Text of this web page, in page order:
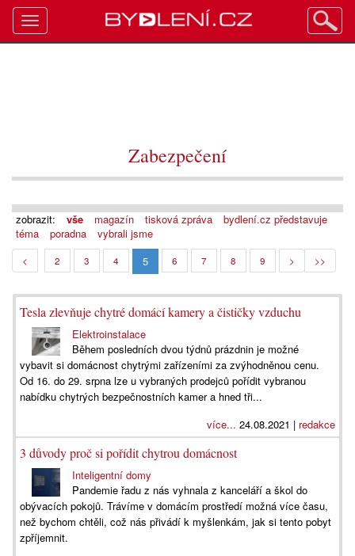
Zabezpečení
zobrazit: vše magazín tisková zpráva
bydlení.cz představuje
téma
poradna vybrali jsme
< 2 3 4 5 6 7 8 9 > >>
Tesla zlevňuje chytré domácí kamery a čističky vzduchu
Elektroinstalace
Během posledních dvou týdnů prázdnin je možné
vybavit si domácnost chytrými zařízeními za zvýhodněnou cenu.
Od 16. do 29. srpna lze u vybraných prodejců pořídit vybranou
nabídku chytrých bezpečnostních kamer a hned tři...
více... 24.08.2021 | redakce
3 důvody proč si pořídit chytrou domácnost
Inteligentní domy
Pandemie řadu z nás vyhnala z kanceláří a škol do
obývacích pokojů. Trávíme v domácím prostředí možná více času,
než bychom chtěli, což nás přivádí k myšlenkám, jak si tento pobyt
zpříjemnit.
Toggle
navigation